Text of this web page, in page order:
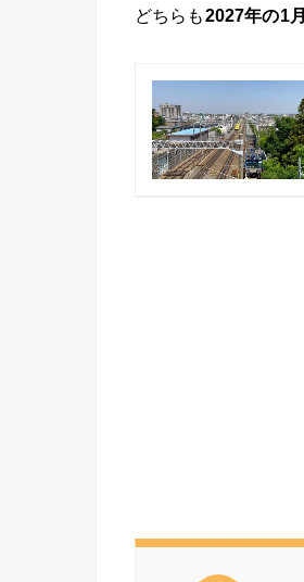
どちらも2027年の1月